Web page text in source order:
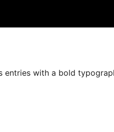
entries with a bold